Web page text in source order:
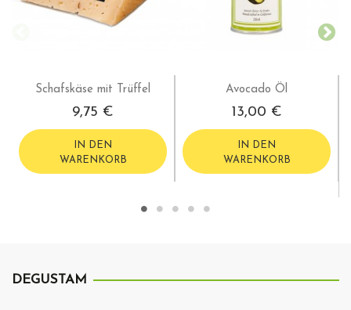
Schafskäse mit Trüffel
9,75 €
IN DEN
WARENKORB
Avocado Öl
13,00 €
IN DEN
WARENKORB
DEGUSTAM